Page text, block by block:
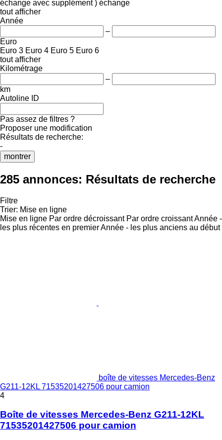
échange avec supplément ) échange
tout afficher
Année
–
Euro
Euro 3 Euro 4 Euro 5 Euro 6
tout afficher
Kilométrage
–
km
Autoline ID
Pas assez de filtres ?
Proposer une modification
Résultats de recherche:
-
montrer
285 annonces: Résultats de recherche
Filtre
Trier: Mise en ligne
Mise en ligne Par ordre décroissant Par ordre croissantAnnée -
les plus récentes en premierAnnée - les plus anciens au début
boîte de vitesses Mercedes-Benz
G211-12KL 71535201427506 pour camion
4
Boîte de vitesses Mercedes-Benz G211-12KL
71535201427506 pour camion